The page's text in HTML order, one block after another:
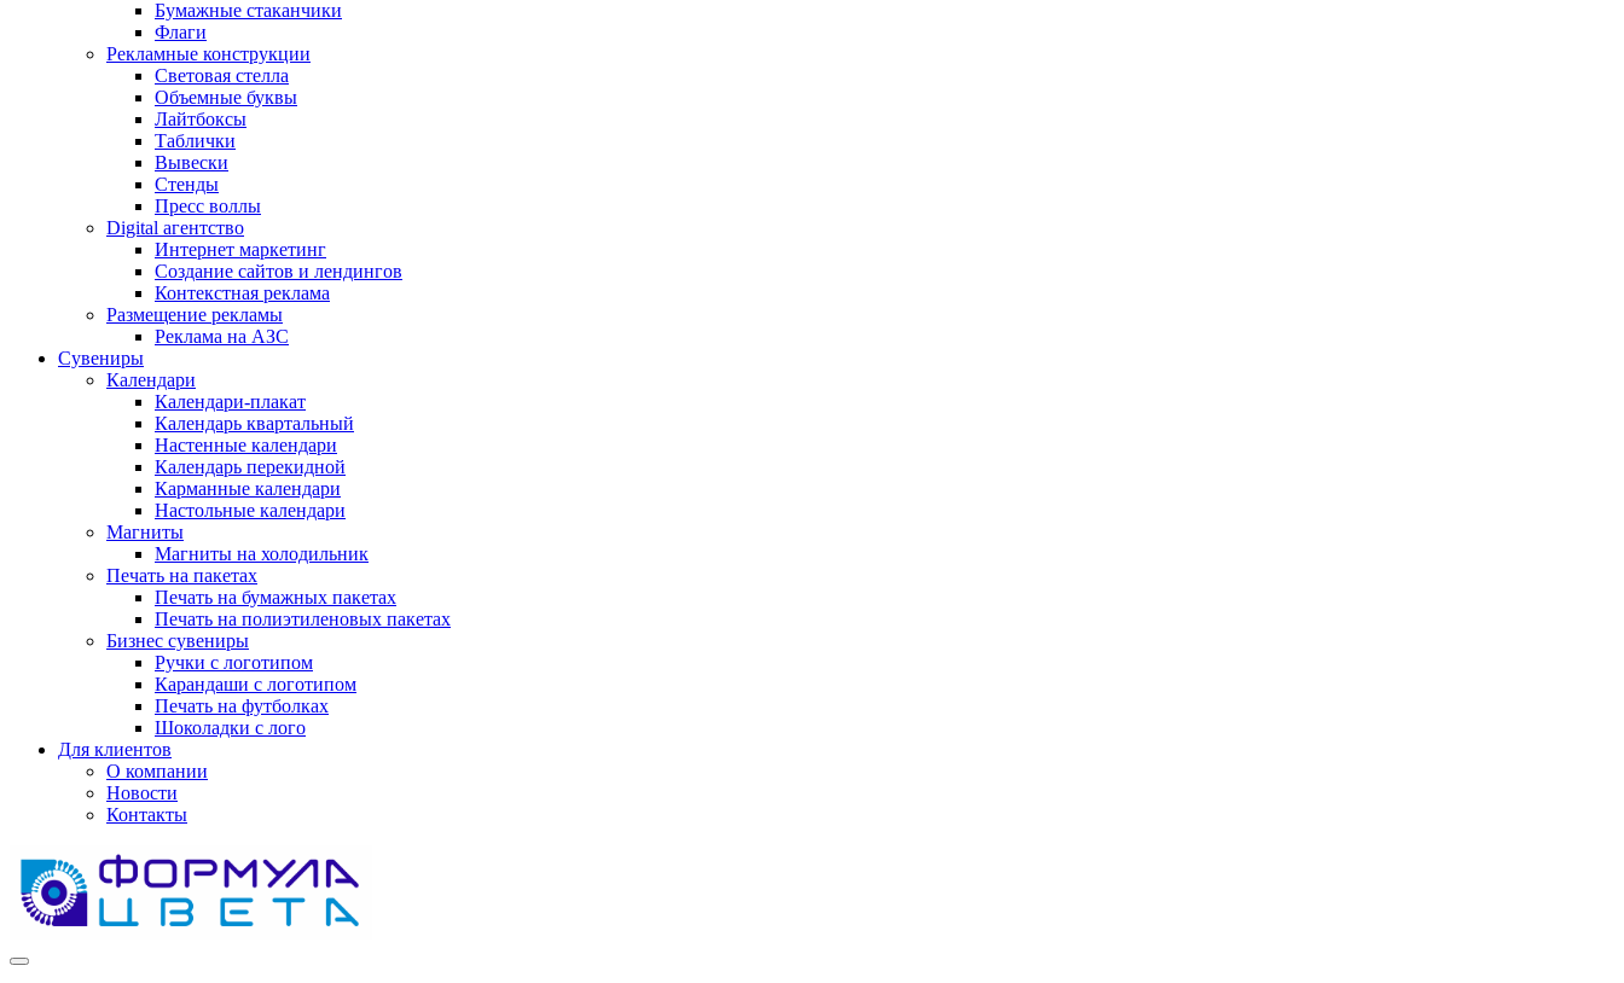
Бумажные стаканчики
Флаги
Рекламные конструкции
Световая стелла
Объемные буквы
Лайтбоксы
Таблички
Вывески
Стенды
Пресс воллы
Digital агентство
Интернет маркетинг
Создание сайтов и лендингов
Контекстная реклама
Размещение рекламы
Реклама на АЗС
Сувениры
Календари
Календари-плакат
Календарь квартальный
Настенные календари
Календарь перекидной
Карманные календари
Настольные календари
Магниты
Магниты на холодильник
Печать на пакетах
Печать на бумажных пакетах
Печать на полиэтиленовых пакетах
Бизнес сувениры
Ручки с логотипом
Карандаши с логотипом
Печать на футболках
Шоколадки с лого
Для клиентов
О компании
Новости
Контакты